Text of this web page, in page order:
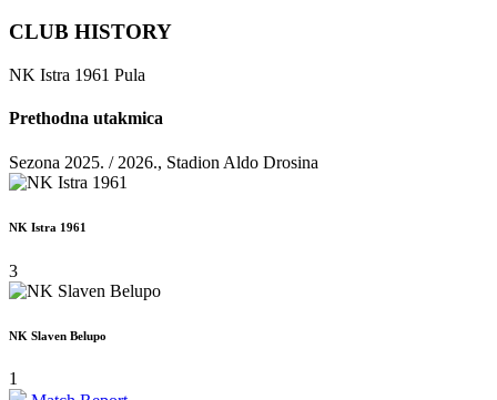
CLUB HISTORY
NK Istra 1961 Pula
Prethodna utakmica
Sezona 2025. / 2026., Stadion Aldo Drosina
NK Istra 1961
3
NK Slaven Belupo
1